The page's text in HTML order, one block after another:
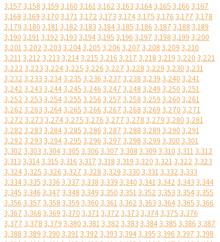
3,157 3,158 3,159 3,160 3,1613,162 3,163 3,1643,165 3,166 3,167
3,168 3,169 3,170 3,1713,172 3,173 3,1743,175 3,176 3,177 3,178
3,179 3,180 3,1813,182 3,183 3,1843,185 3,186 3,187 3,188 3,189
3,190 3,1913,192 3,193 3,1943,195 3,196 3,197 3,198 3,199 3,200
3,2013,202 3,203 3,2043,205 3,206 3,207 3,208 3,209 3,210
3,2113,212 3,213 3,2143,215 3,216 3,217 3,218 3,219 3,220 3,221
3,222 3,223 3,2243,225 3,226 3,227 3,228 3,229 3,230 3,231
3,232 3,233 3,2343,235 3,236 3,237 3,238 3,239 3,240 3,241
3,242 3,243 3,2443,245 3,246 3,247 3,248 3,249 3,250 3,251
3,252 3,253 3,2543,255 3,256 3,257 3,258 3,259 3,260 3,261
3,262 3,263 3,2643,265 3,266 3,267 3,268 3,269 3,270 3,271
3,272 3,273 3,2743,275 3,276 3,277 3,278 3,279 3,280 3,281
3,282 3,283 3,2843,285 3,286 3,287 3,288 3,289 3,290 3,291
3,292 3,293 3,2943,295 3,296 3,297 3,298 3,299 3,300 3,301
3,302 3,303 3,3043,305 3,306 3,307 3,308 3,309 3,310 3,3113,312
3,313 3,3143,315 3,316 3,317 3,318 3,319 3,320 3,3213,322 3,323
3,3243,325 3,326 3,327 3,328 3,329 3,330 3,3313,332 3,333
3,3343,335 3,336 3,337 3,338 3,339 3,340 3,3413,342 3,343 3,344
3,345 3,346 3,347 3,348 3,349 3,350 3,3513,352 3,353 3,3543,355
3,356 3,357 3,358 3,359 3,360 3,3613,362 3,363 3,3643,365 3,366
3,367 3,368 3,369 3,370 3,3713,372 3,373 3,3743,375 3,376
3,377 3,378 3,379 3,380 3,3813,382 3,383 3,3843,385 3,386 3,387
3,388 3,389 3,390 3,3913,392 3,393 3,3943,395 3,396 3,397 3,398